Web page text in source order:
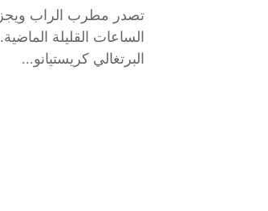
تصدر مطرب الراب ويجز
الساعات القليلة
البرتغالي كريستيانو...